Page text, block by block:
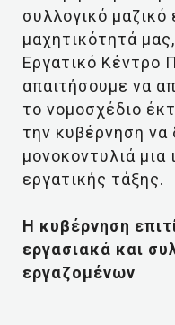
συλλογικό
μαχητικότητά
Εργατικό Κέντρο
απαιτήσουμε να
το νομοσχέδιο
την κυβέρνηση να
μονοκοντυλιά μια
εργατικής τάξης.
Η κυβέρνηση
εργασιακά και
εργαζομένων